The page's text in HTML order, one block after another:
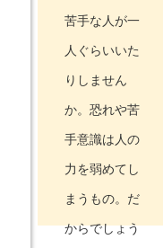
苦手な人が一
人ぐらいいた
りしません
か。恐れや苦
手意識は人の
力を弱めてし
まうもの。だ
からでしょう